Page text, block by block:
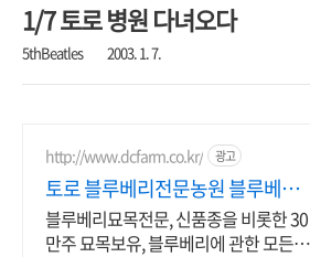
1/7 토로 병원 다녀오다
5thBeatles 2003. 1. 7.
http://www.dcfarm.co.kr/ 광고
토로 블루베리전문농원 블루베리묘
목 농자재 영양제
블루베리묘목전문, 신품종을 비롯한 30
만주 묘목보유, 블루베리에 관한 모든것